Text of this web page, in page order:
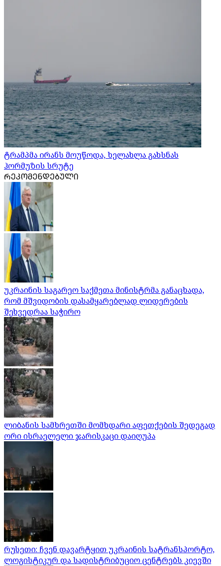
ტრამპმა ირანს მოუწოდა, ხელახლა გახსნას
ჰორმუზის სრუტე
ᲠᲔᲙᲝᲛᲔᲜᲓᲔᲑᲣᲚᲘ
უკრაინის საგარეო საქმეთა მინისტრმა განაცხადა,
რომ მშვიდობის დასამყარებლად ლიდერების
შეხვედრაა საჭირო
ლიბანის სამხრეთში მომხდარი აფეთქების შედეგად
ორი ისრაელელი ჯარისკაცი დაიღუპა
რუსეთი: ჩვენ დავარტყით უკრაინის სატრანსპორტო,
ლოგისტიკურ და სადისტრიბუციო ცენტრებს კიევში